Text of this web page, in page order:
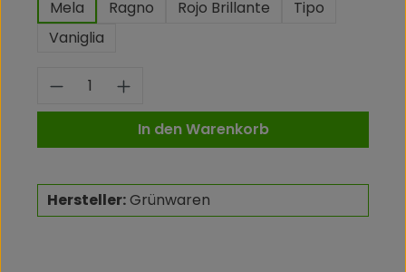
Mela Ragno Rojo Brillante
Tipo
Vaniglia
Produkt Anzahl: Gib den
In den Warenkorb
Hersteller:Grünwaren